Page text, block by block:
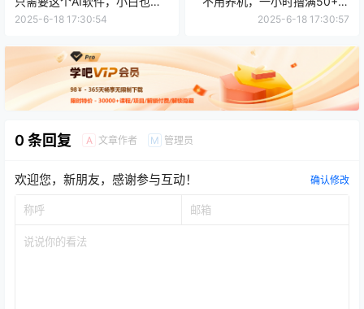
轻松做爆款
2025-6-18 17:30:54
收益稳定
2025-6-18 17:30:57
0 条回复 A 文章作者 M 管理员
欢迎您，新朋友，感谢参与互动！ 确认修改